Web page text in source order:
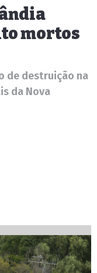
mortos
de destruição na
da Nova